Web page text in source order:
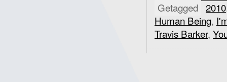
Getagged 2010
Human Being,
Travis Barker,